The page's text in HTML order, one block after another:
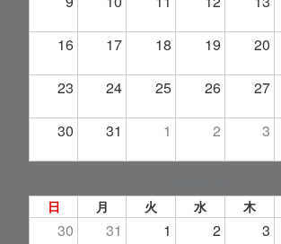
16 17 18 19 20
23 24 25 26 27
30 31 1 2 3
日 月 火 水 木
30 31 1 2 3